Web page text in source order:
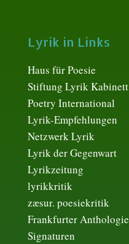
Lyrik in Links
Haus für Poesie
Stiftung Lyrik Kabinett
Poetry International
Lyrik-Empfehlungen
Netzwerk Lyrik
Lyrik der Gegenwart
Lyrikzeitung
lyrikkritik
zæsur. poesiekritik
Frankfurter Anthologie
Signaturen